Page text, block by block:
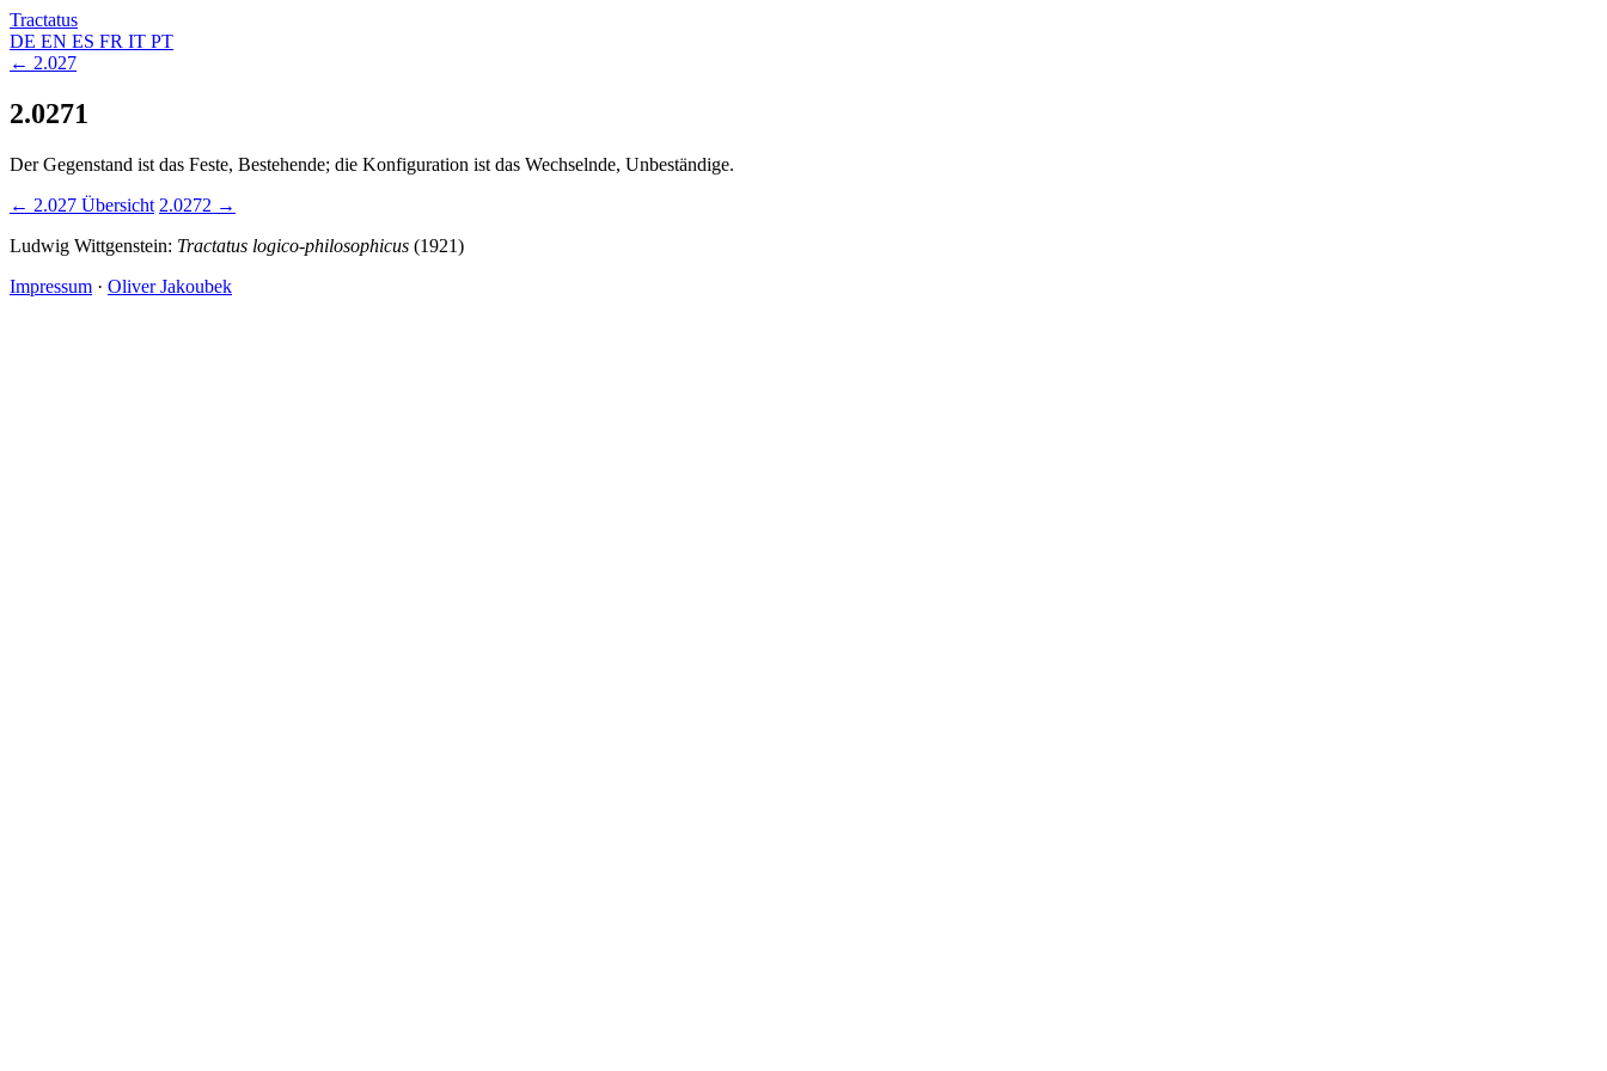
Tractatus
DE EN ES FR IT PT
← 2.027
2.0271
Der Gegenstand ist das Feste, Bestehende; die Konfiguration ist das Wechselnde, Unbeständige.
← 2.027 Übersicht 2.0272 →
Ludwig Wittgenstein: Tractatus logico-philosophicus (1921)
Impressum · Oliver Jakoubek